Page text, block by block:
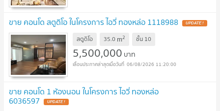
ขาย คอนโด สตูดิโอ ในโครงการ ไอวี่ ทองหล่อ 1118988 UPDATE !
สตูดิโอ 35.0 m2 ชั้น 10
5,500,000 บาท
06/08/2026 11:20:00
ขาย คอนโด 1 ห้องนอน ในโครงการ ไอวี่ ทองหล่อ
6036597 UPDATE !